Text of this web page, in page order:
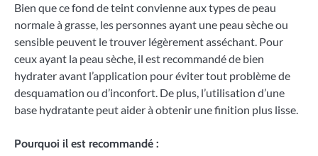
Bien que ce fond de teint convienne aux types de peau
normale à grasse, les personnes ayant une peau sèche ou
sensible peuvent le trouver légèrement asséchant. Pour
ceux ayant la peau sèche, il est recommandé de bien
hydrater avant l’application pour éviter tout problème de
desquamation ou d’inconfort. De plus, l’utilisation d’une
base hydratante peut aider à obtenir une finition plus lisse.
Pourquoi il est recommandé :